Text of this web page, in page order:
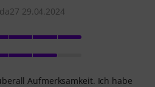
29.04.2024
Aufmerksamkeit. Ich habe